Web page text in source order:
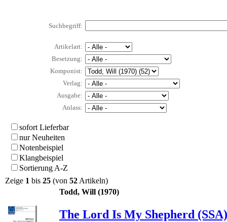
Suchbegriff:
Artikelart:
Besetzung:
Komponist:
Verlag:
Ausgabe:
Anlass:
sofort Lieferbar
nur Neuheiten
Notenbeispiel
Klangbeispiel
Sortierung A-Z
Zeige 1 bis 25 (von 52Artikeln)
Todd, Will (1970)
The Lord Is My Shepherd (SSA)